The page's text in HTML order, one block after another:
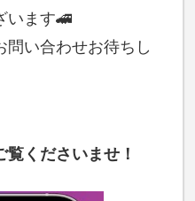
います🚄
い合わせお待ちし
くださいませ！